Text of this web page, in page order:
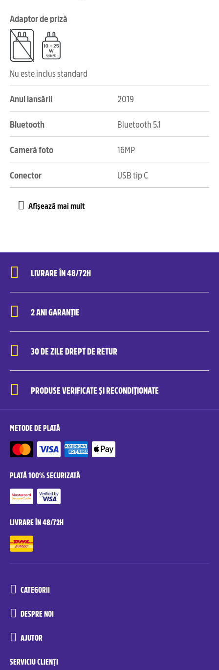
Adaptor de priză
Nu este inclus standard
Anul lansării 2019
Bluetooth Bluetooth 5.1
Cameră foto 16MP
Conector USB tip C
LIVRARE ÎN 48/72H
2 ANI GARANȚIE
30 DE ZILE DREPT DE RETUR
PRODUSE VERIFICATE ȘI RECONDIȚIONATE
METODE DE PLATĂ
PLATĂ 100% SECURIZATĂ
LIVRARE ÎN 48/72H
CATEGORII
DESPRE NOI
AJUTOR
SERVICIU CLIENȚI